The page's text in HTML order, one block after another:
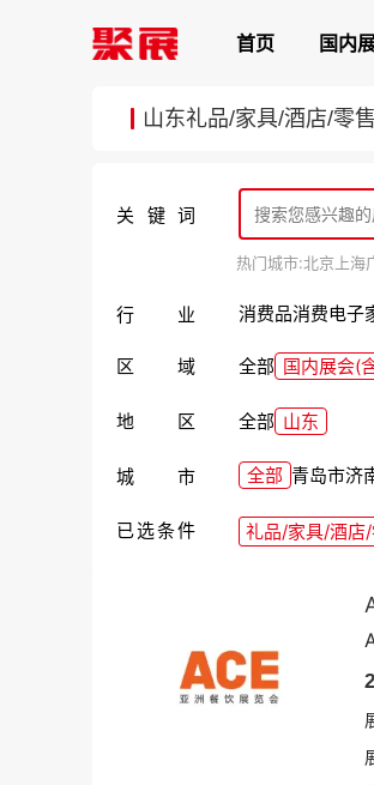
首页 国内
山东礼品/家具/酒店/零
关键词
热门城市:北京 上海
行业 消费品消费电子
区域 全部 国内展会(
地区 全部 山东
城市 全部 青岛市济
已选条件 礼品/家具/酒店